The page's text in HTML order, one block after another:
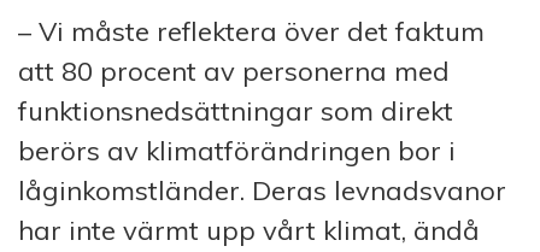
– Vi måste reflektera över det faktum
att 80 procent av personerna med
funktionsnedsättningar som direkt
berörs av klimatförändringen bor i
låginkomstländer. Deras levnadsvanor
har inte värmt upp vårt klimat, ändå